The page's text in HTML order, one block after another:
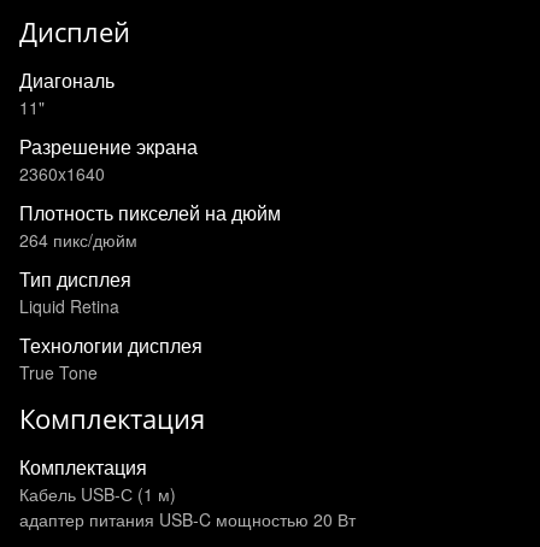
Дисплей
Диагональ
11"
Разрешение экрана
2360x1640
Плотность пикселей на дюйм
264 пикс/дюйм
Тип дисплея
Liquid Retina
Технологии дисплея
True Tone
Комплектация
Комплектация
Кабель USB-С (1 м)
адаптер питания USB‑C мощностью 20 Вт